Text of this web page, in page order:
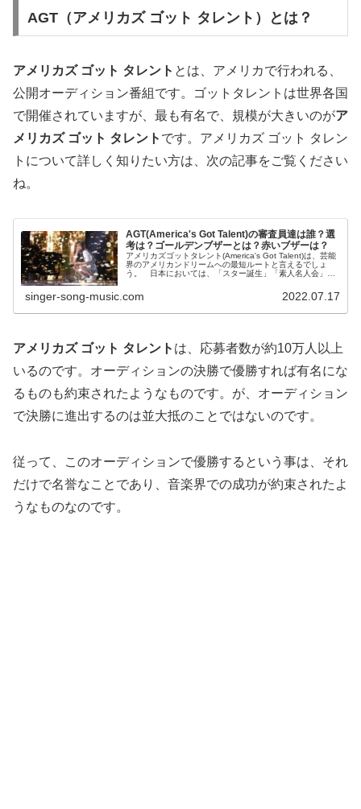
AGT（アメリカズ ゴット タレント）とは？
アメリカズ ゴット タレント とは、アメリカで行われる、
公開オーディション番組です。ゴットタレントは世界各国
で開催されていますが、最も有名で、規模が大きいのがア
メリカズ ゴット タレント です。アメリカズ ゴット タレン
トについて詳しく知りたい方は、次の記事をご覧ください
ね。
AGT(America's Got Talent)の審査員達は誰？選
考は？ゴールデンブザーとは？赤いブザーは？
アメリカズゴットタレント(America's Got Talent)は、芸能
界のアメリカンドリームへの最短ルートと言えるでしょ
う。 日本においては、「スター誕生」「素人名人会」
singer-song-music.com 2022.07.17
アメリカズ ゴット タレント は、応募者数が約10万人以上
いるのです。オーディションの決勝で優勝すれば有名にな
るものも約束されたようなものです。が、オーディション
で決勝に進出するのは並大抵のことではないのです。
従って、このオーディションで優勝するという事は、それ
だけで名誉なことであり、音楽界での成功が約束されたよ
うなものなのです。